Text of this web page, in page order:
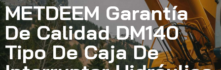
METDEEM Garantía
De Calidad DM140
Tipo De Caja De